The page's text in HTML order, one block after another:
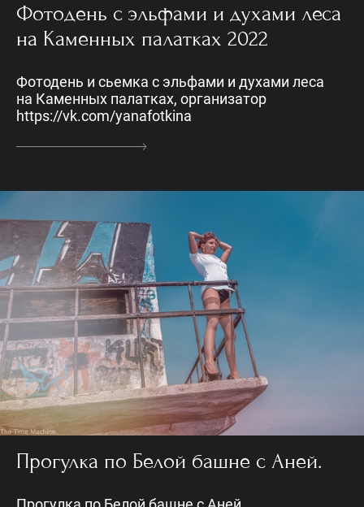
Фотодень с эльфами и духами леса
на Каменных палатках 2022
Фотодень и сьемка с эльфами и духами леса
на Каменных палатках, организатор
https://vk.com/yanafotkina
Прогулка по Белой башне с Аней.